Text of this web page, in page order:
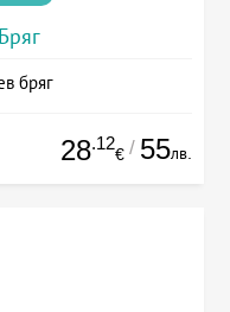
бряг
28.12
€ / 55лв.